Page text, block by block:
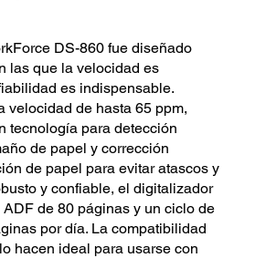
DS-860 fue diseñado
las que la velocidad es
es indispensable.
velocidad de hasta 65 ppm,
tecnología para detección
de papel y corrección
de papel para evitar atascos y
y confiable, el digitalizador
de 80 páginas y un ciclo de
por día. La compatibilidad
hacen ideal para usarse con